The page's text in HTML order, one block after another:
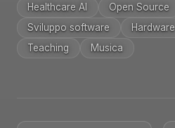
Healthcare AI
Open Source
Sviluppo software
Hardware
Teaching
Musica